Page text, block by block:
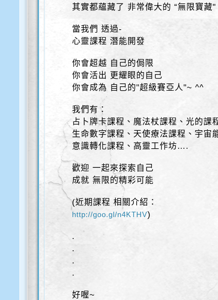
其實都蘊藏了 非常偉大的 “無限寶藏"
當我們 透過-
心靈課程 潛能開發
你會超越 自己的侷限
你會活出 更耀眼的自己
你會成為 自己的"超級賽亞人"~ ^^
我們有：
占卜牌卡課程、魔法杖課程、光的課
生命數字課程、天使療法課程、宇宙
意識轉化課程、高靈工作坊….
歡迎 一起來探索自己
成就 無限的精彩可能
(近期課程 相關介紹：
http://goo.gl/n4KTHV)
.
.
.
.
好喔~